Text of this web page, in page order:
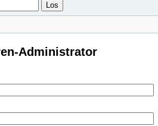
Administrator